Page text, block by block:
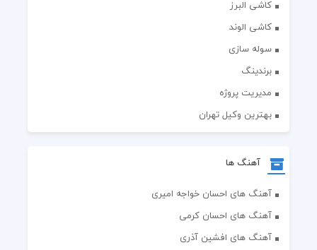
کاشی البرز
کاشی الوند
سوله سازی
برندینگ
مدیریت پروژه
بهترین وکیل تهران
آهنگ ها
آهنگ های احسان خواجه امیری
آهنگ های احسان کرمی
آهنگ های افشین آذری